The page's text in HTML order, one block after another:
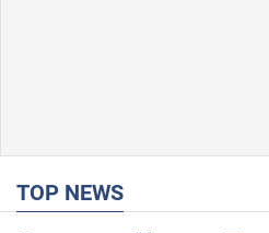
TOP NEWS